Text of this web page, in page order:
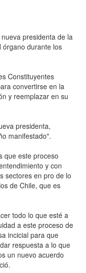
presidenta de la
órgano durante los
Constituyentes
convertirse en la
y reemplazar en su
presidenta,
manifestado".
que este proceso
y con
sectores en pro de lo
de Chile, que es
todo lo que esté a
a este proceso de
incicial para que
respuesta a lo que
un nuevo acuerdo